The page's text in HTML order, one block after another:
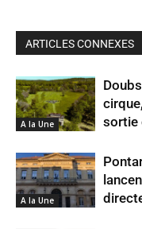
ARTICLES CONNEXES
A la Une
sortie
A la Une